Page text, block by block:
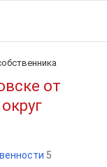
от
5